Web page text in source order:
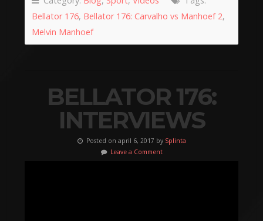
Bellator 176, Bellator 176: Carvalho vs Manhoef 2,
Melvin Manhoef
BELLATOR 176:
INTERVIEWS
Posted on april 6, 2017 by Splinta
Leave a Comment